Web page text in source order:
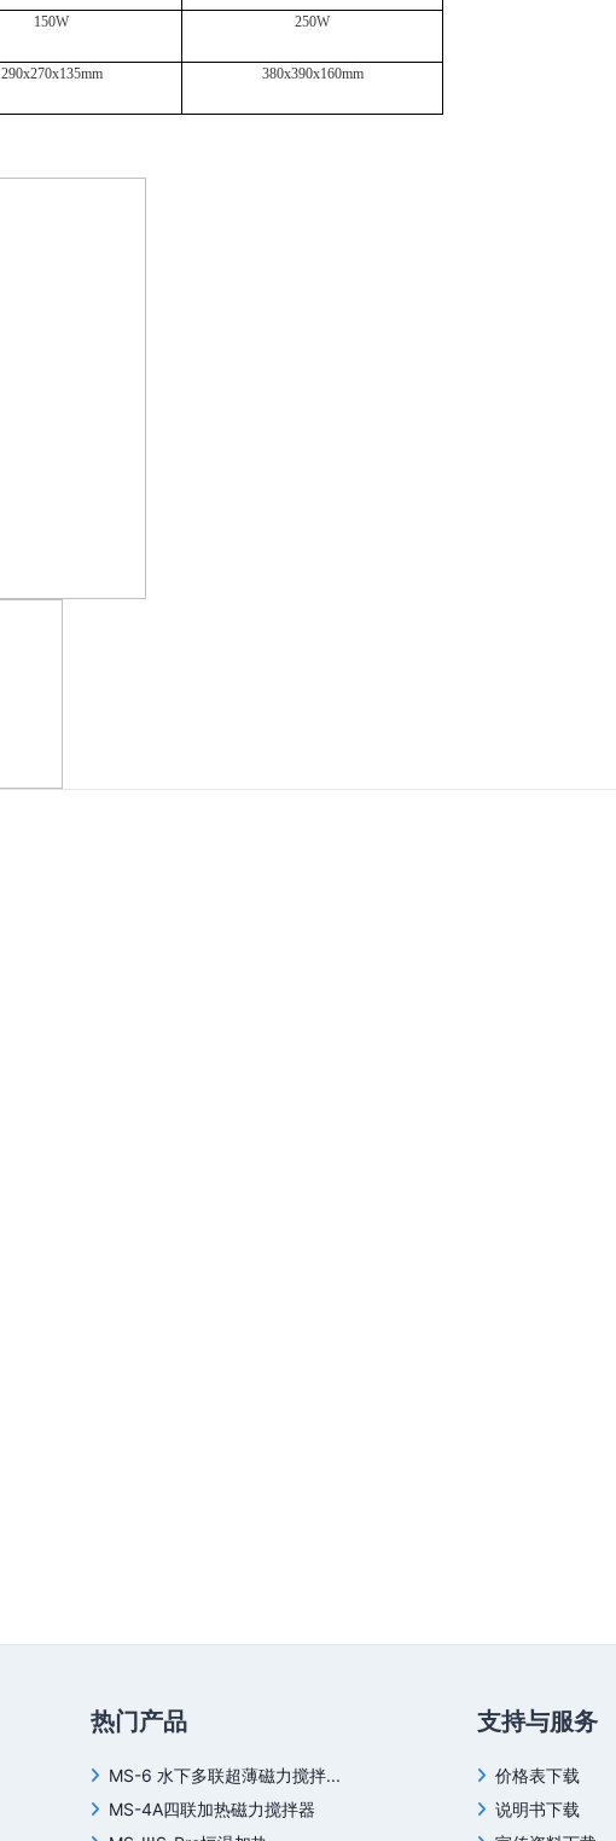
150W 250W
290x270x135mm 380x390x160mm
热门产品
MS-6 水下多联超薄磁力搅拌...
MS-4A四联加热磁力搅拌器
支持与服务
价格表下载
说明书下载